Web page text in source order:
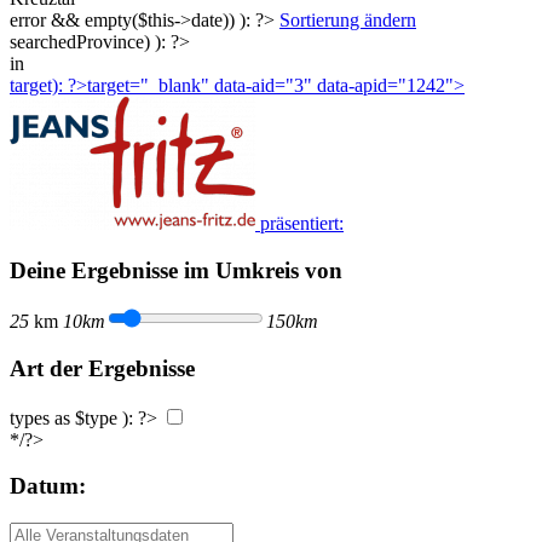
error && empty($this->date)) ): ?> Sortierung ändern
searchedProvince) ): ?>
in
target): ?>target="_blank" data-aid="3" data-apid="1242">
präsentiert:
Deine Ergebnisse im Umkreis von
25 km 10km 150km
Art der Ergebnisse
types as $type ): ?>
*/?>
Datum: